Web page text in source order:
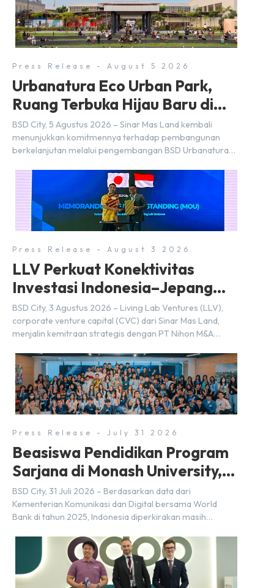
Press Release - August 5 2026
Urbanatura Eco Urban Park,
Ruang Terbuka Hijau Baru di
BSD City
BSD City, 5 Agustus 2026 – Sinar Mas Land kembali
menunjukkan komitmennya terhadap pembangunan
berkelanjutan melalui pengembangan BSD Urbanatura
dengan jalur sungai sepanjang 1,5 km yang dikelilingi
lanskap tropis rimbun di BSD City yang sebelumnya
dikenal sebagai Green Pathway. Transformasi ini
merupakan bagian dari upaya perusahaan untuk […]
Press Release - August 3 2026
LLV Perkuat Konektivitas
Investasi Indonesia–Jepang
(FDI) pada 2025
BSD City, 3 Agustus 2026 – Living Lab Ventures (LLV),
corporate venture capital (CVC) dari Sinar Mas Land,
menjalin kemitraan strategis dengan PT Nihon M&A
Holdings Inc. Kemitraan tersebut ditandai dengan
penandatanganan Memorandum of Understanding
(MoU) oleh Bayu Seto (Partner at Living Lab Ventures)
dan Kosuke Kawata […]
Press Release - July 31 2026
Beasiswa Pendidikan Program
Sarjana di Monash University,
BSD City
BSD City, 31 Juli 2026 – Berdasarkan data dari
Kementerian Komunikasi dan Digital bersama World
Bank di tahun 2025, Indonesia diperkirakan masih
2030 atau setara dengan 600 ribu tenaga digital baru
setiap tahunnya untuk mendukung percepatan
transformasi digital di berbagai sektor strategis.
Kebutuhan tersebut menjadikan pengembangan sumber